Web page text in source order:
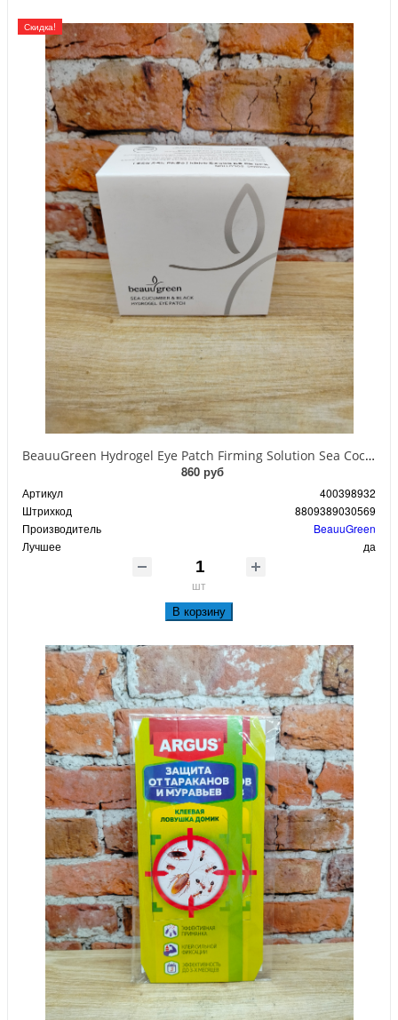
Скидка!
BeauuGreen Hydrogel Eye Patch Firming Solution Sea Cocumber & Black Гидрогелевые патчи для кожи вокруг глаз с экстрактом черного морского огурца 60 шт 90 гр
860 руб
Артикул
400398932
Штрихкод
8809389030569
Производитель
BeauuGreen
Лучшее
да
шт
В корзину